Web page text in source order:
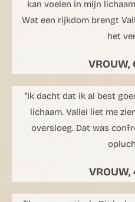
kan voelen in mijn
Wat een rijkdom brengt
het
VROUW,
"Ik dacht dat ik al best
lichaam. Vallei liet me
oversloeg. Dat was
VROUW,